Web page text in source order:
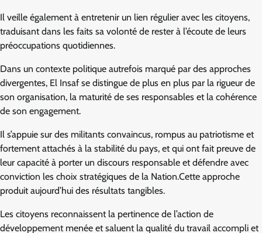
Il veille également à entretenir un lien régulier avec les citoyens,
traduisant dans les faits sa volonté de rester à l’écoute de leurs
préoccupations quotidiennes.
Dans un contexte politique autrefois marqué par des approches
divergentes, El Insaf se distingue de plus en plus par la rigueur de
son organisation, la maturité de ses responsables et la cohérence
de son engagement.
Il s’appuie sur des militants convaincus, rompus au patriotisme et
fortement attachés à la stabilité du pays, et qui ont fait preuve de
leur capacité à porter un discours responsable et défendre avec
conviction les choix stratégiques de la Nation.Cette approche
produit aujourd’hui des résultats tangibles.
Les citoyens reconnaissent la pertinence de l’action de
développement menée et saluent la qualité du travail accompli et